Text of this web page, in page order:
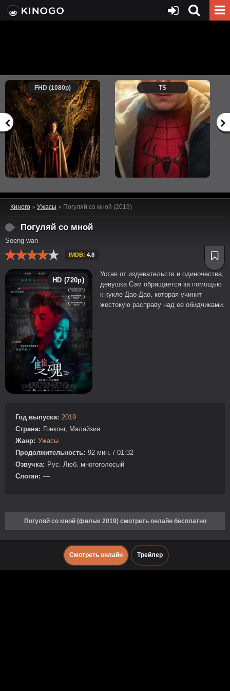
FHD (1080p) TS
Киного » Ужасы » Погуляй со мной (2019)
Погуляй со мной
Soeng wan
IMDB: 4.8
HD (720p)
Устав от издевательств и одиночества,
девушка Сэм обращается за помощью
к кукле Дао-Дао, которая учинит
жестокую расправу над ее обидчиками.
Год выпуска: 2019
Страна: Гонконг, Малайзия
Жанр: Ужасы
Продолжительность: 92 мин. / 01:32
Озвучка: Рус. Люб. многоголосый
Слоган: —
Погуляй со мной (фильм 2019) смотреть онлайн бесплатно
Смотреть онлайн Трейлер